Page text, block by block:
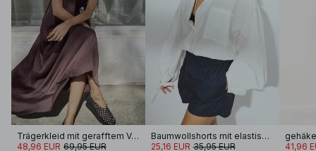
Trägerkleid mit gerafftem Volumen
48,96 EUR 69,95 EUR
Baumwollshorts mit elastischem Bund
25,16 EUR 35,95 EUR
41,96